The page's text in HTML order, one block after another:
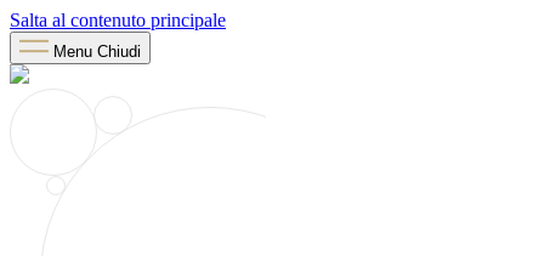
Salta al contenuto principale
Menu Chiudi